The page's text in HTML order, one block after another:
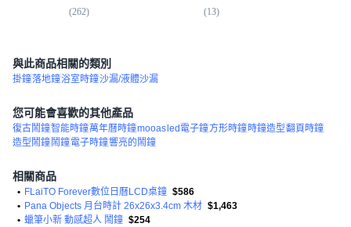
(262) (13)
與此商品相關的類別
掛鐘落地鐘浴室時鐘沙漏/液體沙漏
您可能會喜歡的其他產品
復古鬧鐘智能時鐘萬年曆時鐘mooasled電子鐘方形時鐘時鐘造型翻頁時鐘
造型鬧鐘 鬧鐘電子時鐘響亮的鬧鐘
相關商品
• FLaiTO Forever數位日曆LCD桌鐘 $586
• Pana Objects 月台時計 26x26x3.4cm 木材 $1,463
• 蠟筆小新 動感超人 鬧鐘 $254